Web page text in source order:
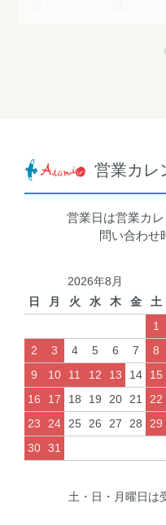
営業カレ
営業日は営業カ
問い合わせ
2026年8月
日
月 火 水 木 金
土
1
2
3 4 5 6 7
8
9
10 11 12 13 14
15
16
17 18 19 20 21
22
23
24 25 26 27 28
29
30 31
土・日・月曜日は